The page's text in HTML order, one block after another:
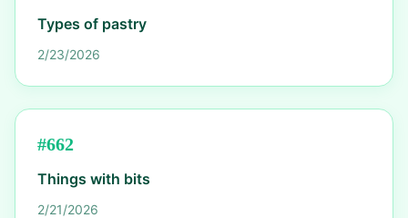
Types of pastry
2/23/2026
#662
Things with bits
2/21/2026